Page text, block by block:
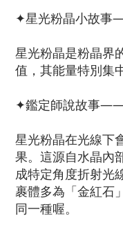
✦星光粉晶小故事
星光粉晶是粉晶界
值，其能量特別集
✦鑑定師說故事——
星光粉晶在光線下
果。這源自水晶內
成特定角度折射光
裹體多為「金紅石
同一種喔。